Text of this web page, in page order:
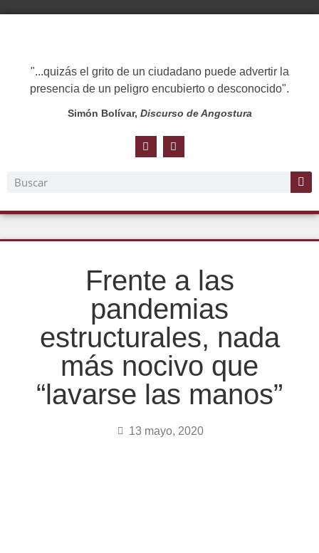
"...quizás el grito de un ciudadano puede advertir la
presencia de un peligro encubierto o desconocido".
Simón Bolívar, Discurso de Angostura
Frente a las
pandemias
estructurales, nada
más nocivo que
“lavarse las manos”
13 mayo, 2020